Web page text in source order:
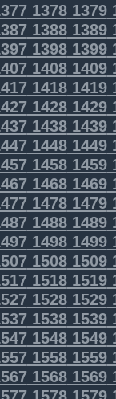
13781379
13881389
13981399
14081409
14181419
14281429
14381439
14481449
14581459
14681469
14781479
14881489
14981499
15081509
15181519
15281529
15381539
15481549
15581559
15681569